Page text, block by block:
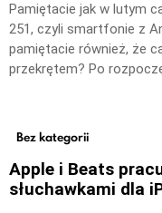
Pamiętacie jak w lutym
251, czyli smartfonie z
pamiętacie również, że
przekrętem? Po
Bez kategorii
Apple i Beats
słuchawkami dla